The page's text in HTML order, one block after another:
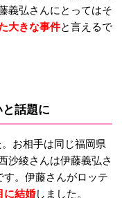
義弘さんにとってはそ
大きな事件と言えるで
話題に
お相手は同じ福岡県
沙綾さんは伊藤義弘さ
。伊藤さんがロッテ
に結婚しました。